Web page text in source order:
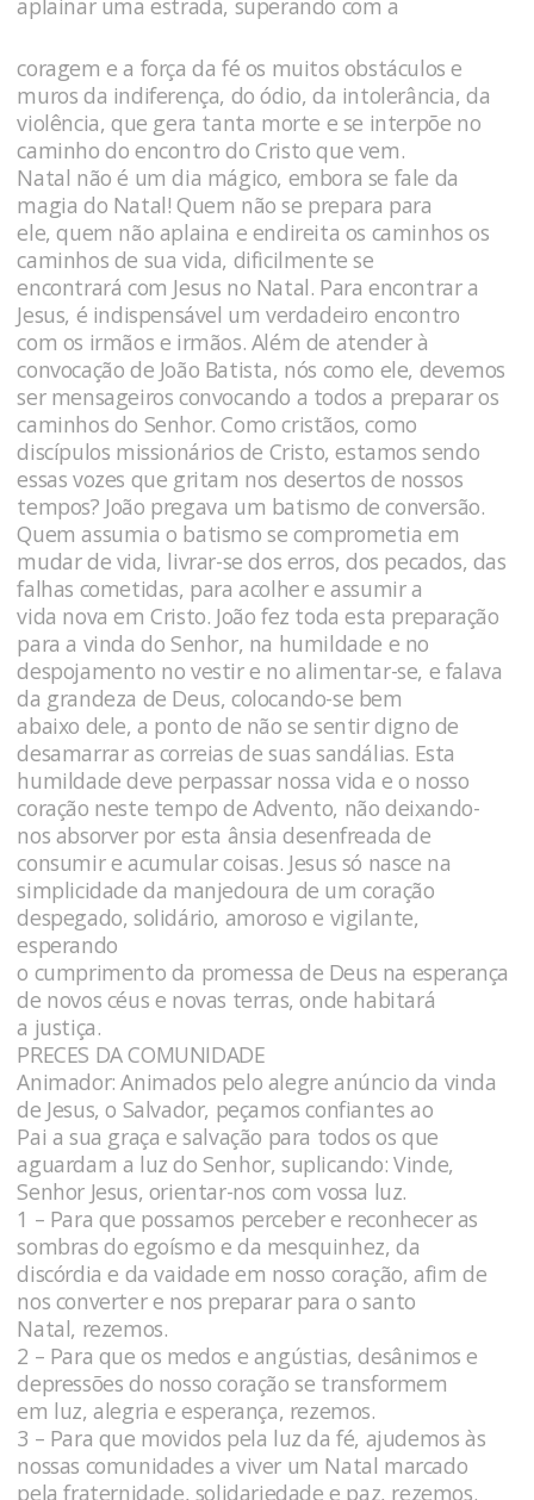
aplainar uma estrada, superando com a
coragem e a força da fé os muitos obstáculos e
muros da indiferença, do ódio, da intolerância, da
violência, que gera tanta morte e se interpõe no
caminho do encontro do Cristo que vem.
Natal não é um dia mágico, embora se fale da
magia do Natal! Quem não se prepara para
ele, quem não aplaina e endireita os caminhos os
caminhos de sua vida, dificilmente se
encontrará com Jesus no Natal. Para encontrar a
Jesus, é indispensável um verdadeiro encontro
com os irmãos e irmãos. Além de atender à
convocação de João Batista, nós como ele, devemos
ser mensageiros convocando a todos a preparar os
caminhos do Senhor. Como cristãos, como
discípulos missionários de Cristo, estamos sendo
essas vozes que gritam nos desertos de nossos
tempos? João pregava um batismo de conversão.
Quem assumia o batismo se comprometia em
mudar de vida, livrar-se dos erros, dos pecados, das
falhas cometidas, para acolher e assumir a
vida nova em Cristo. João fez toda esta preparação
para a vinda do Senhor, na humildade e no
despojamento no vestir e no alimentar-se, e falava
da grandeza de Deus, colocando-se bem
abaixo dele, a ponto de não se sentir digno de
desamarrar as correias de suas sandálias. Esta
humildade deve perpassar nossa vida e o nosso
coração neste tempo de Advento, não deixando-
nos absorver por esta ânsia desenfreada de
consumir e acumular coisas. Jesus só nasce na
simplicidade da manjedoura de um coração
despegado, solidário, amoroso e vigilante,
esperando
o cumprimento da promessa de Deus na esperança
de novos céus e novas terras, onde habitará
a justiça.
PRECES DA COMUNIDADE
Animador: Animados pelo alegre anúncio da vinda
de Jesus, o Salvador, peçamos confiantes ao
Pai a sua graça e salvação para todos os que
aguardam a luz do Senhor, suplicando: Vinde,
Senhor Jesus, orientar-nos com vossa luz.
1 – Para que possamos perceber e reconhecer as
sombras do egoísmo e da mesquinhez, da
discórdia e da vaidade em nosso coração, afim de
nos converter e nos preparar para o santo
Natal, rezemos.
2 – Para que os medos e angústias, desânimos e
depressões do nosso coração se transformem
em luz, alegria e esperança, rezemos.
3 – Para que movidos pela luz da fé, ajudemos às
nossas comunidades a viver um Natal marcado
pela fraternidade, solidariedade e paz, rezemos.